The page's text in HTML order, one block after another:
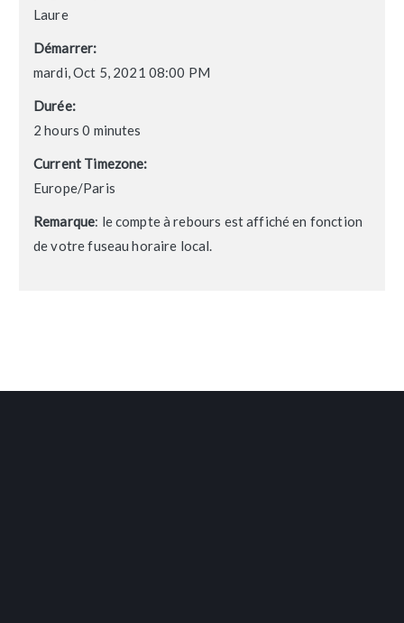
Laure
Démarrer:
mardi, Oct 5, 2021 08:00 PM
Durée:
2 hours 0 minutes
Current Timezone:
Europe/Paris
Remarque: le compte à rebours est affiché en fonction
de votre fuseau horaire local.